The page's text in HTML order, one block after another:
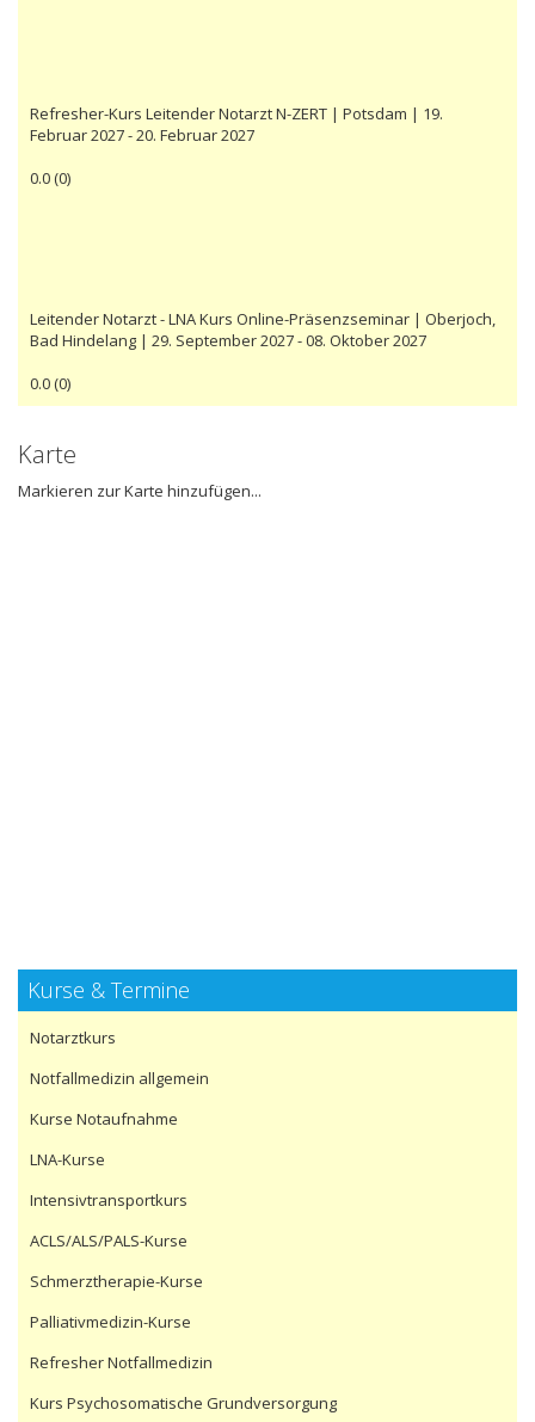
Refresher-Kurs Leitender Notarzt N-ZERT | Potsdam | 19.
Februar 2027 - 20. Februar 2027
0.0(0)
Leitender Notarzt - LNA Kurs Online-Präsenzseminar | Oberjoch,
Bad Hindelang | 29. September 2027 - 08. Oktober 2027
0.0(0)
Karte
Markieren zur Karte hinzufügen...
Kurse & Termine
Notarztkurs
Notfallmedizin allgemein
Kurse Notaufnahme
LNA-Kurse
Intensivtransportkurs
ACLS/ALS/PALS-Kurse
Schmerztherapie-Kurse
Palliativmedizin-Kurse
Refresher Notfallmedizin
Kurs Psychosomatische Grundversorgung